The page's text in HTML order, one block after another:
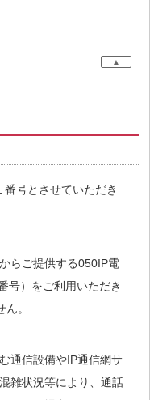
▲
号とさせていただき
らご提供する050IP電
号）をご利用いただき
。
通信設備やIP通信網サ
雑状況等により、通話